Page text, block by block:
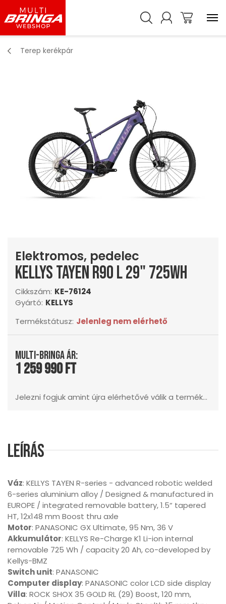
Terep kerékpár
Elektromos, pedelec
KELLYS Tayen R90 L 29" 725Wh
Cikkszám: KE-76124
Gyártó: KELLYS
Termékstátusz: Jelenleg nem elérhető
Multi-Bringa ár:
1 259 990 Ft
Jelezni fogjuk amint újra elérhetővé válik a termék...
Leírás
Váz: KELLYS TAYEN R-series - advanced robotic welded
6-series aluminium alloy / Designed & manufactured in
EUROPE / integrated removable battery, 1.5“ tapered
HT, 12x148 mm Boost thru axle
Motor: PANASONIC GX Ultimate, 95 Nm, 36 V
Akkumulátor: KELLYS Re-Charge K1 Li-ion internal
removable 725 Wh / capacity 20 Ah, co-developed by
Kellys-BMZ
Switch unit: PANASONIC
Computer display: PANASONIC color LCD side display
Villa: ROCK SHOX 35 GOLD RL (29) Boost, 120 mm,